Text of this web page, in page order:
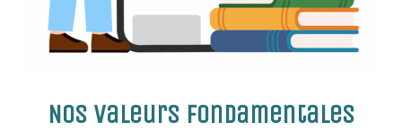
Nos valeurs fondamentales